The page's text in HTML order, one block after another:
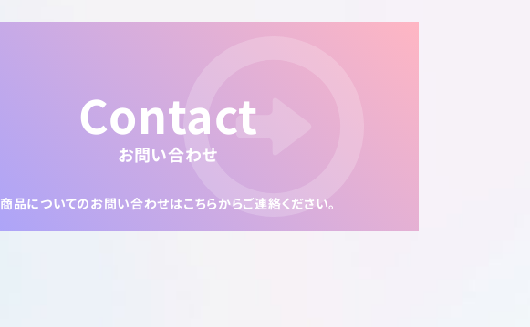
Contact
お問い合わせ
商品についてのお問い合わせはこちらからご連絡ください。